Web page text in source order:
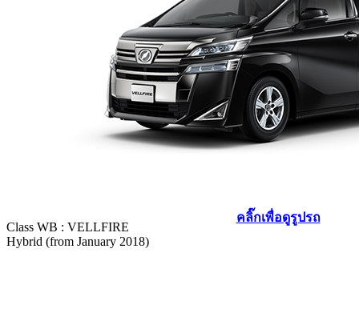
Class WB : VELLFIRE
Hybrid (from January 2018)
คลิ๊กเพื่อดูรูปรถ